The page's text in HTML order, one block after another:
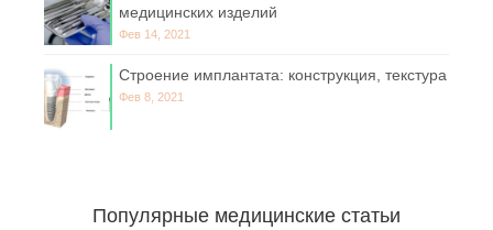
медицинских изделий
Фев 14, 2021
Строение имплантата: конструкция, текстура
Фев 8, 2021
Популярные медицинские статьи